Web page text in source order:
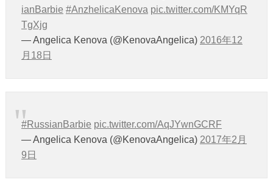
ianBarbie #AnzhelicaKenova pic.twitter.com/KMYqR
TgXjg
— Angelica Kenova (@KenovaAngelica) 2016年12
月18日
#RussianBarbie pic.twitter.com/AqJYwnGCRF
— Angelica Kenova (@KenovaAngelica) 2017年2月
9日